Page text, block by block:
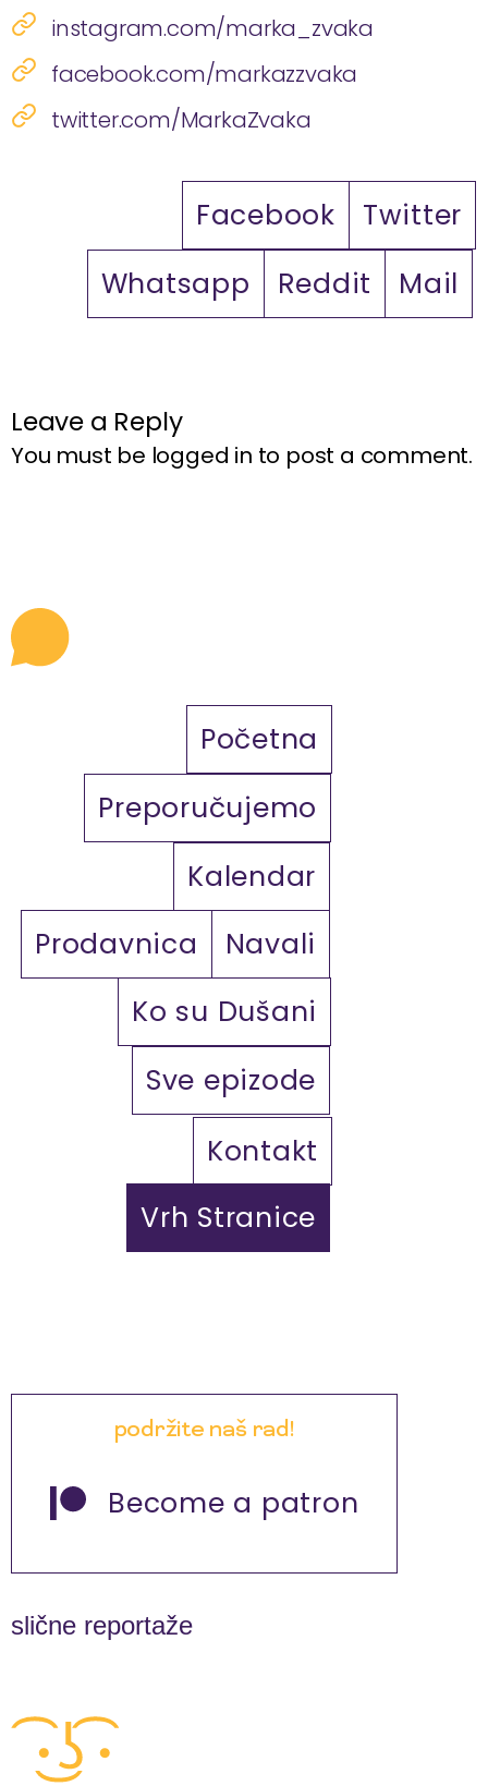
instagram.com/marka_zvaka
facebook.com/markazzvaka
twitter.com/MarkaZvaka
Facebook
Twitter
Whatsapp
Reddit Mail
Leave a Reply
You must be logged in to post a comment.
Početna
Preporučujemo
Kalendar
Prodavnica
Navali
Ko su Dušani
Sve epizode
Kontakt
Vrh Stranice
podržite naš rad!
Become a patron
slične reportaže